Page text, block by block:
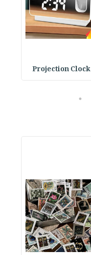
Projection Clock
5